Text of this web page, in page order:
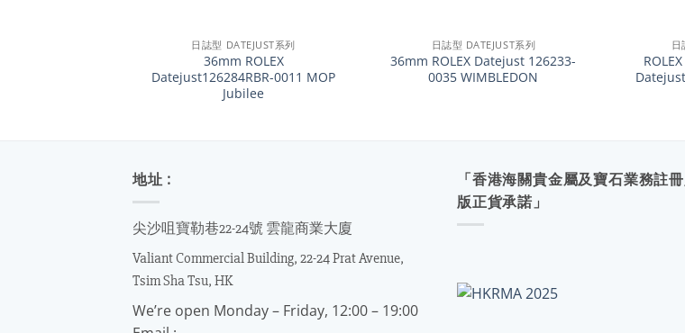
日誌型 DATEJUST系列
36mm ROLEX
Datejust126284RBR-0011 MOP
Jubilee
日誌型 DATEJUST系列
36mm ROLEX Datejust 126233-
0035 WIMBLEDON
日
地址 :
尖沙咀寶勒巷22-24號 雲龍商業大廈
Valiant Commercial Building, 22-24 Prat Avenue,
Tsim Sha Tsu, HK
We’re open Monday – Friday, 12:00 – 19:00
「香港海關貴金屬及寶石業務註
版正貨承諾」